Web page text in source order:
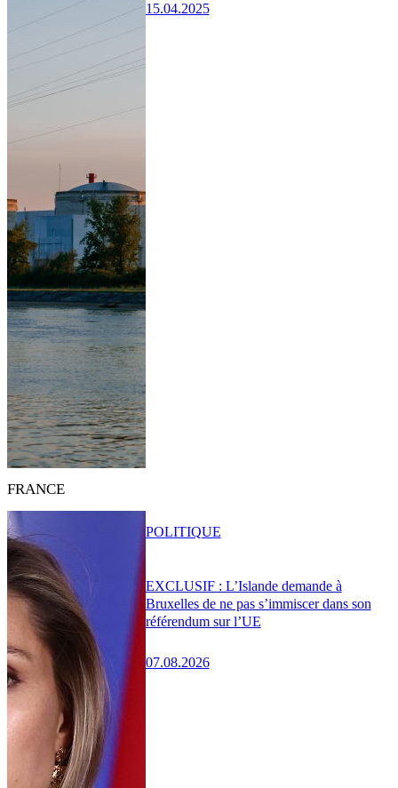
15.04.2025
FRANCE
EXCLUSIF : L’Islande demande à
Bruxelles de ne pas s’immiscer dans son
référendum sur l’UE
07.08.2026
POLITIQUE